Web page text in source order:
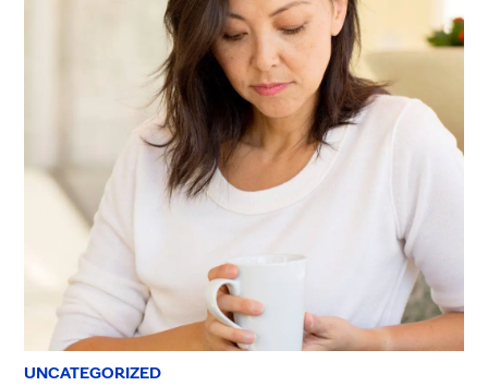
UNCATEGORIZED